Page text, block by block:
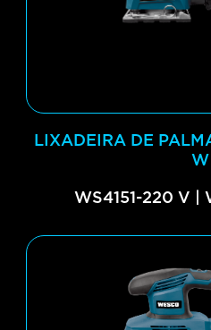
LIXADEIRA DE
W
WS4151-220 V |